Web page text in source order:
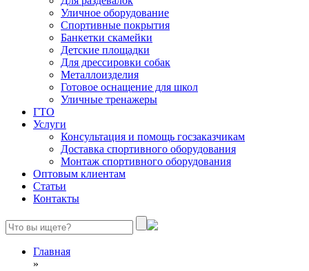
Уличное оборудование
Спортивные покрытия
Банкетки скамейки
Детские площадки
Для дреcсировки собак
Металлоизделия
Готовое оснащение для школ
Уличные тренажеры
ГТО
Услуги
Консультация и помощь госзаказчикам
Доставка спортивного оборудования
Монтаж спортивного оборудования
Оптовым клиентам
Статьи
Контакты
Главная
»